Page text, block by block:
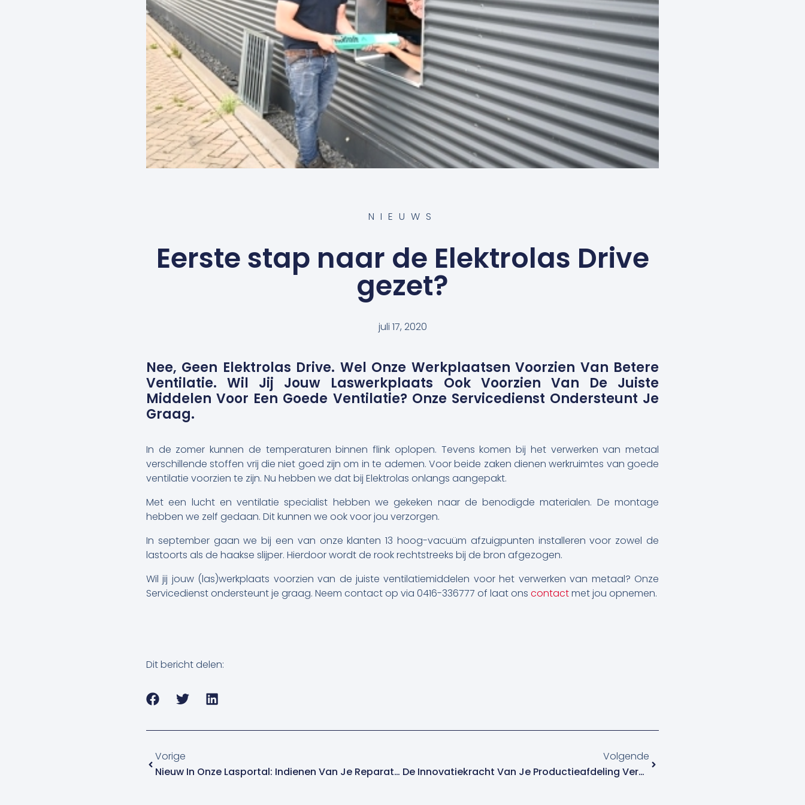
NIEUWS
Eerste stap naar de Elektrolas Drive
gezet?
juli 17, 2020
Nee, Geen Elektrolas Drive. Wel Onze Werkplaatsen Voorzien Van Betere
Ventilatie. Wil Jij Jouw Laswerkplaats Ook Voorzien Van De Juiste
Middelen Voor Een Goede Ventilatie? Onze Servicedienst Ondersteunt Je
Graag.
In de zomer kunnen de temperaturen binnen flink oplopen. Tevens komen bij het verwerken van metaal
verschillende stoffen vrij die niet goed zijn om in te ademen. Voor beide zaken dienen werkruimtes van goede
ventilatie voorzien te zijn. Nu hebben we dat bij Elektrolas onlangs aangepakt.
Met een lucht en ventilatie specialist hebben we gekeken naar de benodigde materialen. De montage
hebben we zelf gedaan. Dit kunnen we ook voor jou verzorgen.
In september gaan we bij een van onze klanten 13 hoog-vacuüm afzuigpunten installeren voor zowel de
lastoorts als de haakse slijper. Hierdoor wordt de rook rechtstreeks bij de bron afgezogen.
Wil jij jouw (las)werkplaats voorzien van de juiste ventilatiemiddelen voor het verwerken van metaal? Onze
Servicedienst ondersteunt je graag. Neem contact op via 0416-336777 of laat ons contactmet jou opnemen.
Dit bericht delen:
Vorige
Nieuw In Onze Lasportal: Indienen Van Je Reparatieaanvragen
Volgende
De Innovatiekracht Van Je Productieafdeling Verbeteren